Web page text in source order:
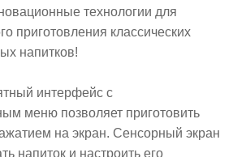
технологии для
приготовления классических
напитков!
интерфейс с
меню позволяет приготовить
на экран. Cенсорный экран
напиток и настроить его